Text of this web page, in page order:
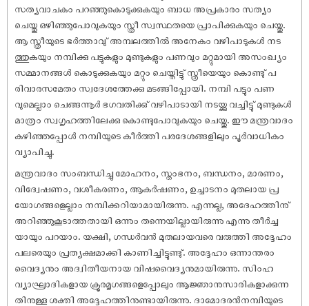
സത്യവാചകം പറഞ്ഞുകൊടുക്കുകയും ബാധ അപ്രകാരം സത്യം
ചെയ്തു ഒഴിഞ്ഞുപോവുകയും സ്ത്രീ സ്വസ്ഥതയെ പ്രാപിക്കുകയും ചെയ്തു.
ആ സ്ത്രീയുടെ ഭർത്താവു് അമ്പലത്തിൽ അനേകം വഴിപാടുകൾ നട
ത്തുകയും നമ്പിക്കു പട്ടുകളും മുണ്ടുകളും പണവും മറ്റുമായി അസംഖ്യം
സമ്മാനങ്ങൾ കൊടുക്കുകയും മറ്റും ചെയ്തിട്ടു് സ്ത്രീയെയും കൊണ്ടു് പ
രിവാരസമേതം സ്വദേശത്തേക്കു മടങ്ങിപ്പോയി. നമ്പി പട്ടും പണ
വുമെല്ലാം ചെങ്ങന്നൂർ ഭഗവതിക്കു് വഴിപാടായി നടയ്ക്കു വച്ചിട്ടു് മുണ്ടുകൾ
മാത്രം സ്വഗൃഹത്തിലേക്കു കൊണ്ടുപോവുകയും ചെയ്തു. ഈ മന്ത്രവാദം
കഴിഞ്ഞപ്പോൾ നമ്പിയുടെ കീർത്തി പരദേശങ്ങളിലും പൂർവാധികം
വ്യാപിച്ചു.
മന്ത്രവാദം സംബന്ധിച്ചു മോഹനം, സ്തംഭനം, ബന്ധനം, മാരണം,
വിദ്വേ‌ഷണം, വശീകരണം, ആകർ‌ഷണം, ഉച്ചാടനം മുതലായ പ്ര
യോഗങ്ങളെല്ലാം നമ്പിക്കറിയാമായിരുന്നു. എന്നല്ല, അദേഹത്തിനു്
അറിഞ്ഞുകൂടാത്തതായി ഒന്നും തന്നെയില്ലായിരുന്നു എന്നു തീർച്ച
യായും പറയാം. യക്ഷി, ഗന്ധർവൻ മുതലായവരെ വരുത്തി അദ്ദേഹം
പലരെയും പ്രത്യക്ഷമാക്കി കാണിച്ചിട്ടുണ്ടു്. അദ്ദേഹം ഒന്നാന്തരം
വൈദ്യനും അദ്വിതീയനായ വി‌ഷവൈദ്യനുമായിരുന്നു. സിംഹ
വ്യാഘ്രാദികളായ ക്രൂരമൃഗങ്ങളെപ്പോലും ആജ്ഞാനുസാരികളാക്കുന്ന
തിനുള്ള ശക്തി അദ്ദേഹത്തിനുണ്ടായിരുന്നു. ദാമോദരൻനമ്പിയുടെ